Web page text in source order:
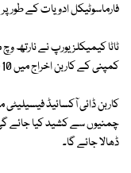
فارماسوٹیکل ادویات کے طور
ٹاٹا کیمیکلز یورپ نے نارتھ
کمپنی کے کاربن اخراج میں 10 فی صد سے زیادہ کی کمی کی لائی جا سکے۔
کاربن ڈائی آکسائیڈ
چمنیوں سے کشید کیا جائے
ڈھالا جائے گا۔